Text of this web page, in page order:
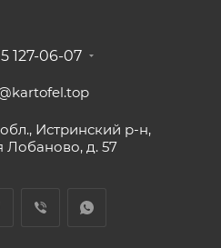
127-06-07
Истринский р-н,
Лобаново, д. 57